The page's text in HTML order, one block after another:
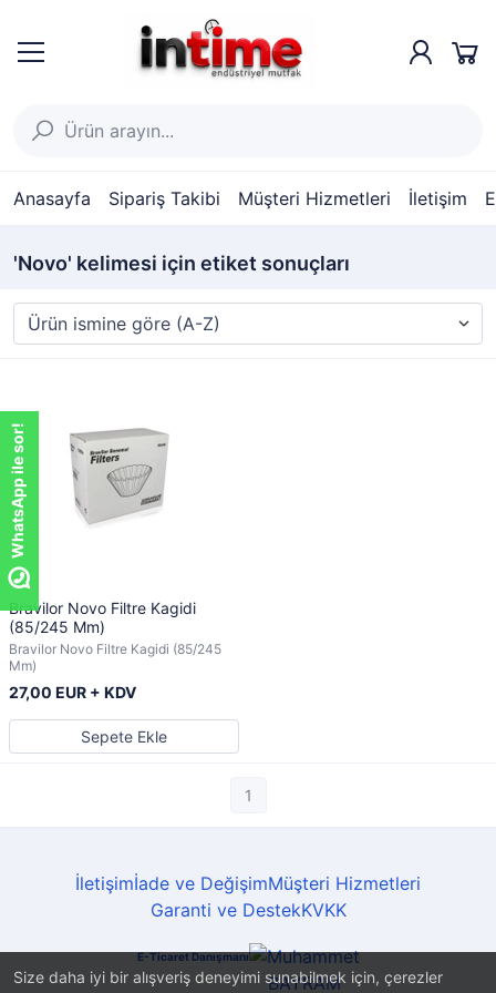
Anasayfa Sipariş Takibi Müşteri Hizmetleri İletişim
Size daha iyi bir alışveriş deneyimi sunabilmek için, çerezler
'Novo' kelimesi için etiket sonuçları
Bravilor Novo Filtre Kagidi
(85/245 Mm)
Bravilor Novo Filtre Kagidi (85/245
Mm)
27,00 EUR + KDV
Sepete Ekle
1
İletişimİade ve DeğişimMüşteri Hizmetleri
Garanti ve DestekKVKK
E-Ticaret Danışmanı
WhatsApp ile sor!